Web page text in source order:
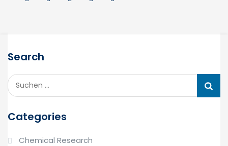
Search
Suchen
nach:
Categories
Chemical Research